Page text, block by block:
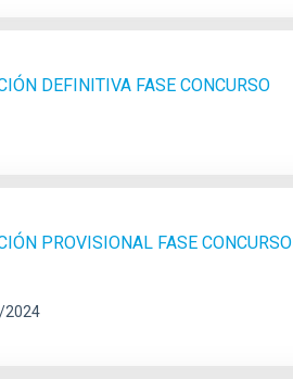
DEFINITIVA FASE CONCURSO
PROVISIONAL FASE CONCURSO
2024